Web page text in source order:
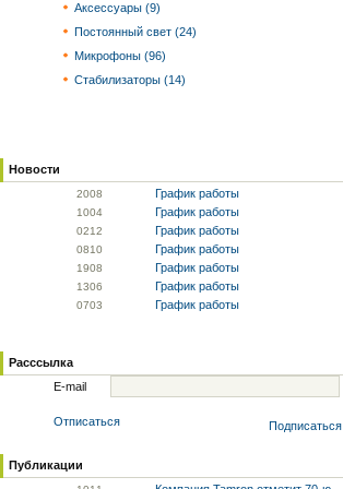
Аксессуары (9)
Постоянный свет (24)
Микрофоны (96)
Стабилизаторы (14)
Новости
2008 График работы
1004 График работы
0212 График работы
0810 График работы
1908 График работы
1306 График работы
0703 График работы
Расссылка
E-mail
Отписаться Подписаться
Публикации